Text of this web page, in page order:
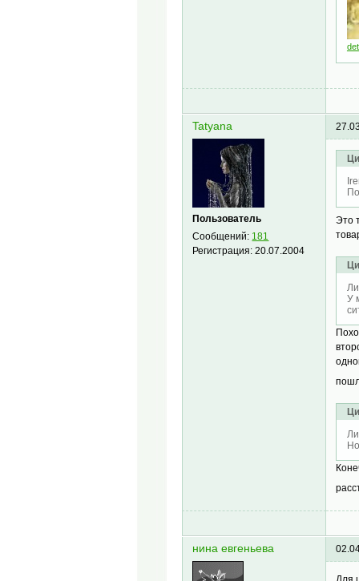
Tatyana
Пользователь
Сообщений: 181
Регистрация:20.07.2004
Это
У
нина евгеньева